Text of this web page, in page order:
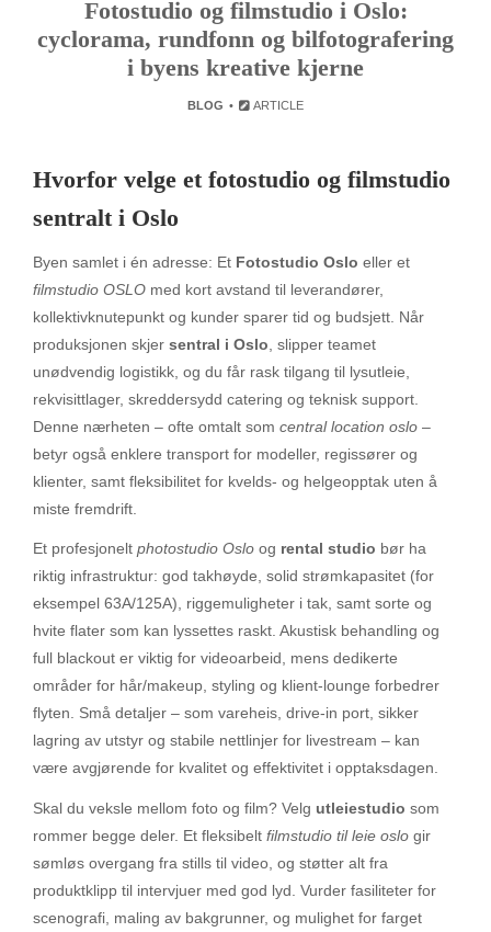
Fotostudio og filmstudio i Oslo:
cyclorama, rundfonn og bilfotografering
i byens kreative kjerne
BLOG ARTICLE
Hvorfor velge et fotostudio og filmstudio
sentralt i Oslo
Byen samlet i én adresse: Et Fotostudio Oslo eller et
filmstudio OSLO med kort avstand til leverandører,
kollektivknutepunkt og kunder sparer tid og budsjett. Når
produksjonen skjer sentral i Oslo , slipper teamet
unødvendig logistikk, og du får rask tilgang til lysutleie,
rekvisittlager, skreddersydd catering og teknisk support.
Denne nærheten – ofte omtalt som central location oslo –
betyr også enklere transport for modeller, regissører og
klienter, samt fleksibilitet for kvelds- og helgeopptak uten å
miste fremdrift.
Et profesjonelt photostudio Oslo og rental studio bør ha
riktig infrastruktur: god takhøyde, solid strømkapasitet (for
eksempel 63A/125A), riggemuligheter i tak, samt sorte og
hvite flater som kan lyssettes raskt. Akustisk behandling og
full blackout er viktig for videoarbeid, mens dedikerte
områder for hår/makeup, styling og klient-lounge forbedrer
flyten. Små detaljer – som vareheis, drive-in port, sikker
lagring av utstyr og stabile nettlinjer for livestream – kan
være avgjørende for kvalitet og effektivitet i opptaksdagen.
Skal du veksle mellom foto og film? Velg utleiestudio som
rommer begge deler. Et fleksibelt filmstudio til leie oslo gir
sømløs overgang fra stills til video, og støtter alt fra
produktklipp til intervjuer med god lyd. Vurder fasiliteter for
scenografi, maling av bakgrunner, og mulighet for farget